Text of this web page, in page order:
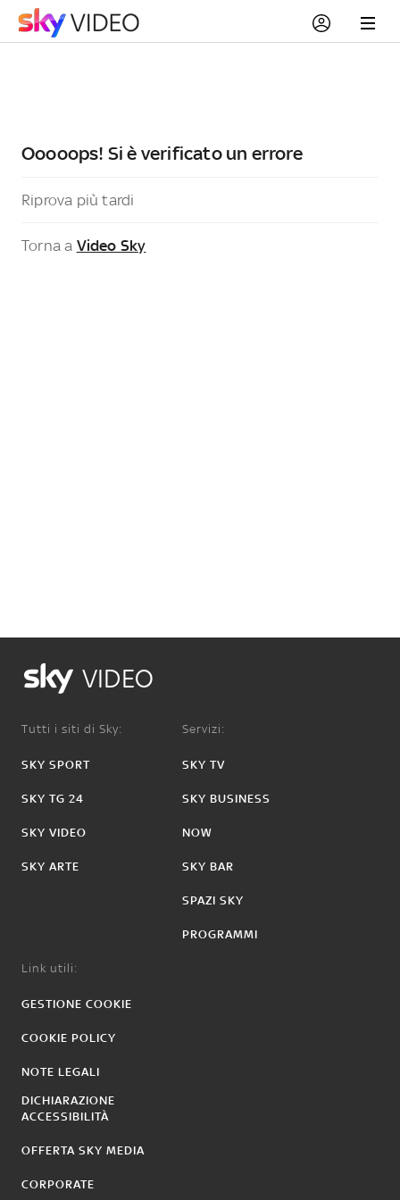
Ooooops! Si è verificato un errore
Riprova più tardi
Torna a Video Sky
VIDEO
Tutti i siti di Sky:
SKY SPORT
SKY TG 24
SKY VIDEO
SKY ARTE
Servizi:
SKY TV
SKY BUSINESS
NOW
SKY BAR
SPAZI SKY
PROGRAMMI
Link utili:
GESTIONE COOKIE
COOKIE POLICY
NOTE LEGALI
DICHIARAZIONE
ACCESSIBILITÀ
OFFERTA SKY MEDIA
CORPORATE